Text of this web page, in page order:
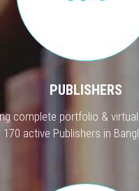
PUBLISHERS
complete portfolio &
170 active Publishers in